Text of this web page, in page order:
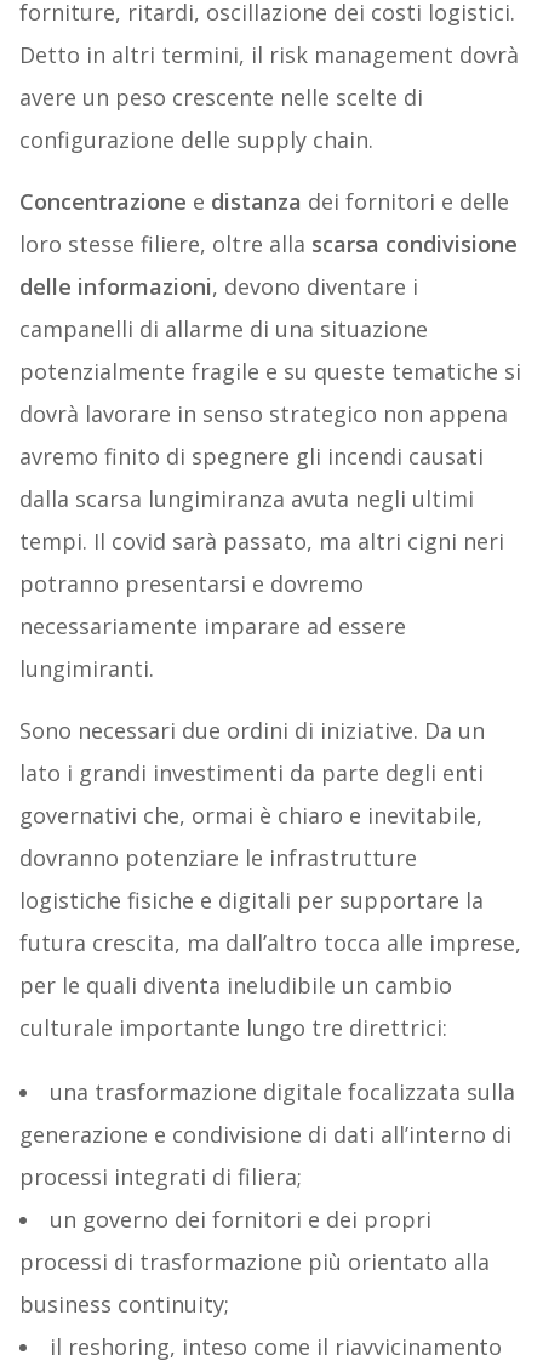
forniture, ritardi, oscillazione dei costi logistici.
Detto in altri termini, il risk management dovrà
avere un peso crescente nelle scelte di
configurazione delle supply chain.
Concentrazione e distanza dei fornitori e delle
loro stesse filiere, oltre alla scarsa condivisione
delle informazioni, devono diventare i
campanelli di allarme di una situazione
potenzialmente fragile e su queste tematiche si
dovrà lavorare in senso strategico non appena
avremo finito di spegnere gli incendi causati
dalla scarsa lungimiranza avuta negli ultimi
tempi. Il covid sarà passato, ma altri cigni neri
potranno presentarsi e dovremo
necessariamente imparare ad essere
lungimiranti.
Sono necessari due ordini di iniziative. Da un
lato i grandi investimenti da parte degli enti
governativi che, ormai è chiaro e inevitabile,
dovranno potenziare le infrastrutture
logistiche fisiche e digitali per supportare la
futura crescita, ma dall’altro tocca alle imprese,
per le quali diventa ineludibile un cambio
culturale importante lungo tre direttrici:
una trasformazione digitale focalizzata sulla
generazione e condivisione di dati all’interno di
processi integrati di filiera;
un governo dei fornitori e dei propri
processi di trasformazione più orientato alla
business continuity;
il reshoring, inteso come il riavvicinamento